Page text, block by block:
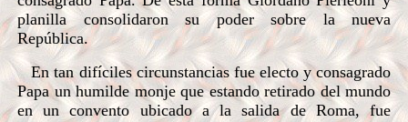
planilla consolidaron su poder sobre la nueva
República.
En tan difíciles circunstancias fue electo y consagrado
Papa un humilde monje que estando retirado del mundo
en un convento ubicado a la salida de Roma, fue